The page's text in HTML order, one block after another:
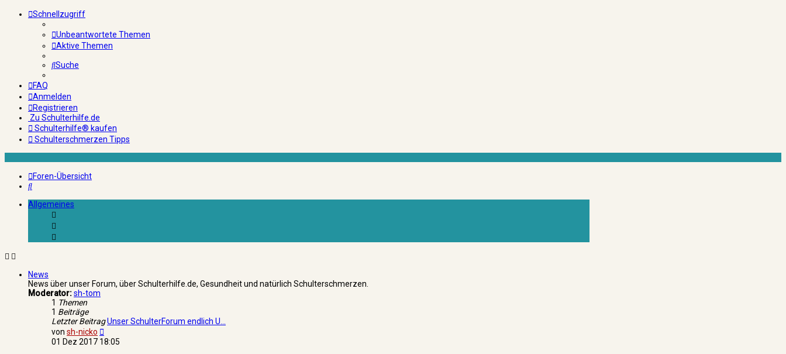
Schnellzugriff
Unbeantwortete Themen
Aktive Themen
Suche
FAQ
Anmelden
Registrieren
Zu Schulterhilfe.de
Schulterhilfe® kaufen
Schulterschmerzen Tipps
Foren-Übersicht
Suche
Allgemeines
News
News über unser Forum, über Schulterhilfe.de, Gesundheit und natürlich Schulterschmerzen.
Moderator:sh-tom
1 Themen
1 Beiträge
Letzter BeitragUnser SchulterForum endlich U…
von sh-nicko
Beitrag
01 Dez 2017 18:05